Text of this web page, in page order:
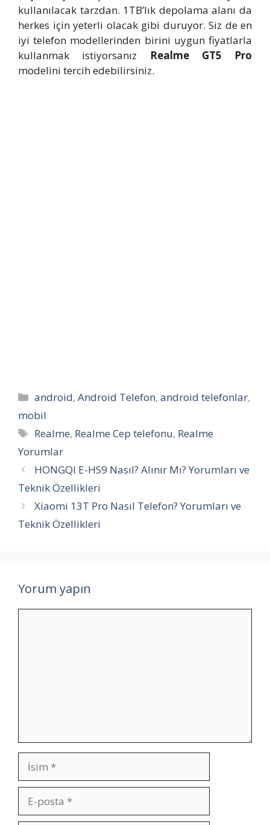
kullanılacak tarzdan. 1TB’lık depolama alanı da
herkes için yeterli olacak gibi duruyor. Siz de en
iyi telefon modellerinden birini uygun fiyatlarla
kullanmak istiyorsanız
Realme GT5 Pro
modelini tercih edebilirsiniz.
Kategoriler
android,Android Telefon,android telefonlar,
mobil
Etiketler
Realme, Realme Cep telefonu, Realme
Yorumlar
HONGQI E-HS9 Nasıl? Alınır Mı? Yorumları ve
Teknik Özellikleri
Xiaomi 13T Pro Nasıl Telefon? Yorumları ve
Teknik Özellikleri
Yorum yapın
İsim
posta